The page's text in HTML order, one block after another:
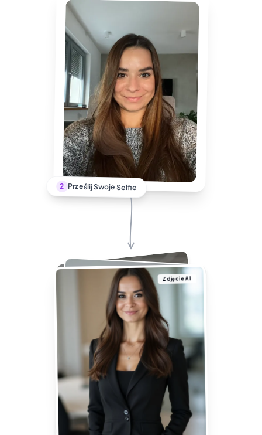
2 Prześlij Swoje Selfie
Zdjęcie AI